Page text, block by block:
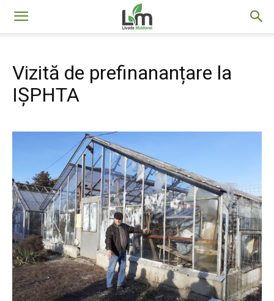
Livada
Moldovei
Vizită de prefinananțare la
IȘPHTA